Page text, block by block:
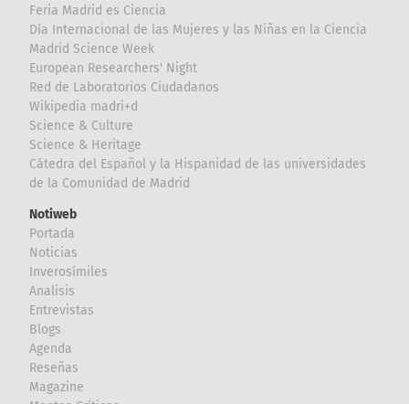
Feria Madrid es Ciencia
Día Internacional de las Mujeres y las Niñas en la Ciencia
Madrid Science Week
European Researchers' Night
Red de Laboratorios Ciudadanos
Wikipedia madri+d
Science & Culture
Science & Heritage
Cátedra del Español y la Hispanidad de las universidades
de la Comunidad de Madrid
Notiweb
Portada
Noticias
Inverosímiles
Analisis
Entrevistas
Blogs
Agenda
Reseñas
Magazine